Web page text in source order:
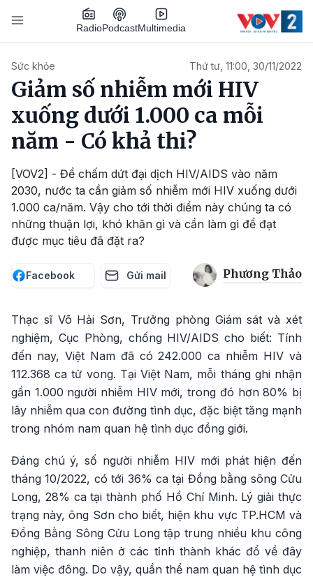
Nhảy đến nội dung
RadioPodcastMultimedia
Sức khỏe Thứ tư, 11:00, 30/11/2022
Giảm số nhiễm mới HIV
xuống dưới 1.000 ca mỗi
năm - Có khả thi?
[VOV2] - Để chấm dứt đại dịch HIV/AIDS vào năm
2030, nước ta cần giảm số nhiễm mới HIV xuống dưới
1.000 ca/năm. Vậy cho tới thời điểm này chúng ta có
những thuận lợi, khó khăn gì và cần làm gì để đạt
được mục tiêu đã đặt ra?
Facebook Gửi mail Phương Thảo
Thạc sĩ Võ Hải Sơn, Trưởng phòng Giám sát và xét
nghiệm, Cục Phòng, chống HIV/AIDS cho biết: Tính
đến nay, Việt Nam đã có 242.000 ca nhiễm HIV và
112.368 ca tử vong. Tại Việt Nam, mỗi tháng ghi nhận
gần 1.000 người nhiễm HIV mới, trong đó hơn 80% bị
lây nhiễm qua con đường tình dục, đặc biệt tăng mạnh
trong nhóm nam quan hệ tình dục đồng giới.
Đáng chú ý, số người nhiễm HIV mới phát hiện đến
tháng 10/2022, có tới 36% ca tại Đồng bằng sông Cửu
Long, 28% ca tại thành phố Hồ Chí Minh. Lý giải thực
trạng này, ông Sơn cho biết, hiện khu vực TP.HCM và
Đồng Bằng Sông Cửu Long tập trung nhiều khu công
nghiệp, thanh niên ở các tỉnh thành khác đổ về đây
làm việc đông. Do vậy, quần thể nam quan hệ tình dục